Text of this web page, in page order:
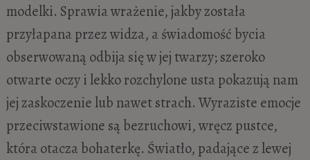
modelki. Sprawia wrażenie, jakby została
przyłapana przez widza, a świadomość bycia
obserwowaną odbija się w jej twarzy; szeroko
otwarte oczy i lekko rozchylone usta pokazują nam
jej zaskoczenie lub nawet strach. Wyraziste emocje
przeciwstawione są bezruchowi, wręcz pustce,
która otacza bohaterkę. Światło, padające z lewej